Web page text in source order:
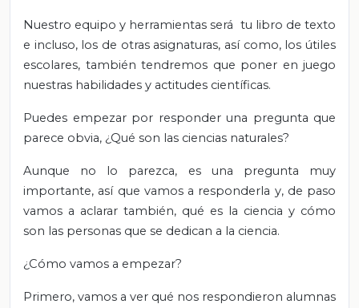
Nuestro equipo y herramientas será tu libro de texto
e incluso, los de otras asignaturas, así como, los útiles
escolares, también tendremos que poner en juego
nuestras habilidades y actitudes científicas.
Puedes empezar por responder una pregunta que
parece obvia, ¿Qué son las ciencias naturales?
Aunque no lo parezca, es una pregunta muy
importante, así que vamos a responderla y, de paso
vamos a aclarar también, qué es la ciencia y cómo
son las personas que se dedican a la ciencia.
¿Cómo vamos a empezar?
Primero, vamos a ver qué nos respondieron alumnas